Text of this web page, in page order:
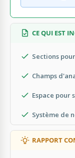
CE QUI EST
Sections
Champs
Espace pour
Système de
RAPPORT